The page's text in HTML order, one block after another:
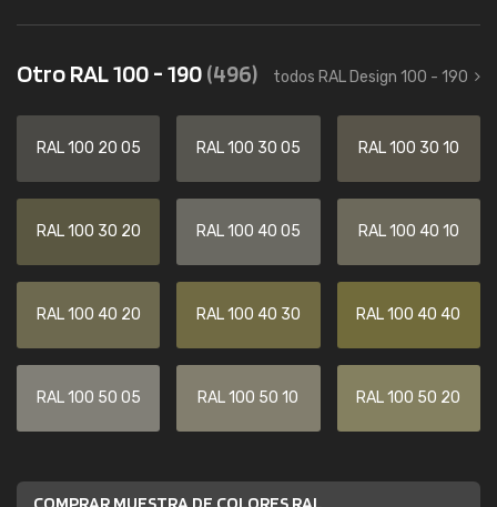
Otro RAL 100 - 190(496) todos RAL Design 100 - 190
RAL 100 20 05 RAL 100 30 05 RAL 100 30 10
RAL 100 30 20 RAL 100 40 05 RAL 100 40 10
RAL 100 40 20 RAL 100 40 30 RAL 100 40 40
RAL 100 50 05 RAL 100 50 10 RAL 100 50 20